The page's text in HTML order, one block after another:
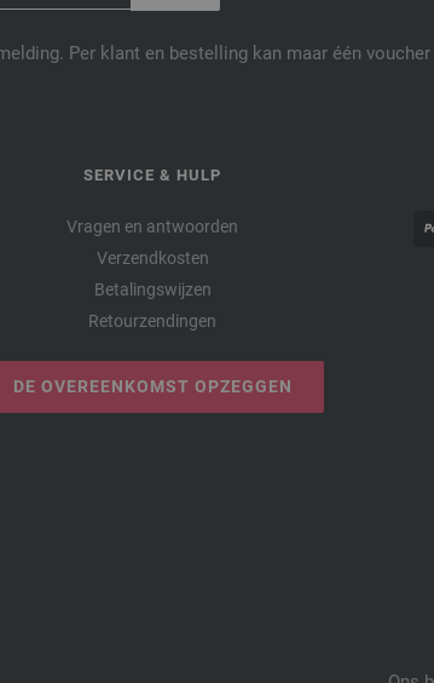
Per klant en bestelling kan maar één
SERVICE & HULP
Vragen en antwoorden
Verzendkosten
Betalingswijzen
Retourzendingen
DE OVEREENKOMST OPZEGGEN